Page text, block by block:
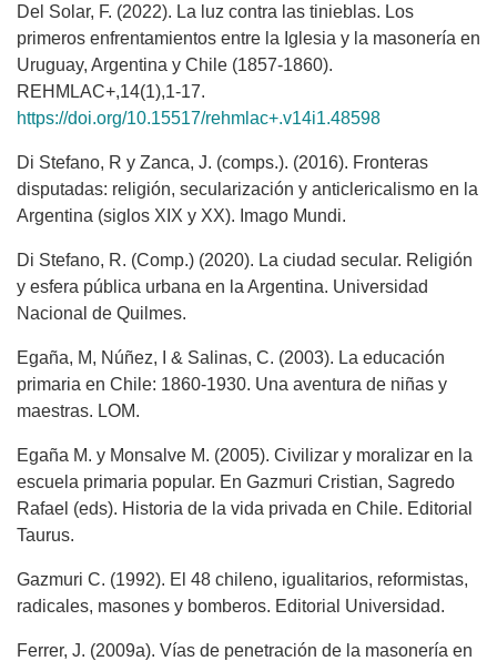
Del Solar, F. (2022). La luz contra las tinieblas. Los
primeros enfrentamientos entre la Iglesia y la masonería en
Uruguay, Argentina y Chile (1857-1860).
REHMLAC+,14(1),1-17.
https://doi.org/10.15517/rehmlac+.v14i1.48598
Di Stefano, R y Zanca, J. (comps.). (2016). Fronteras
disputadas: religión, secularización y anticlericalismo en la
Argentina (siglos XIX y XX). Imago Mundi.
Di Stefano, R. (Comp.) (2020). La ciudad secular. Religión
y esfera pública urbana en la Argentina. Universidad
Nacional de Quilmes.
Egaña, M, Núñez, I & Salinas, C. (2003). La educación
primaria en Chile: 1860-1930. Una aventura de niñas y
maestras. LOM.
Egaña M. y Monsalve M. (2005). Civilizar y moralizar en la
escuela primaria popular. En Gazmuri Cristian, Sagredo
Rafael (eds). Historia de la vida privada en Chile. Editorial
Taurus.
Gazmuri C. (1992). El 48 chileno, igualitarios, reformistas,
radicales, masones y bomberos. Editorial Universidad.
Ferrer, J. (2009a). Vías de penetración de la masonería en